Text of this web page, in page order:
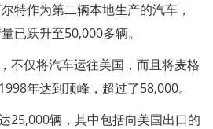
特作为第二辆本地生产的汽车，
已跃升至50,000多辆。
不仅将汽车运往美国，而且将麦格
年达到顶峰，超过了58,000。
25,000辆，其中包括向美国出口的